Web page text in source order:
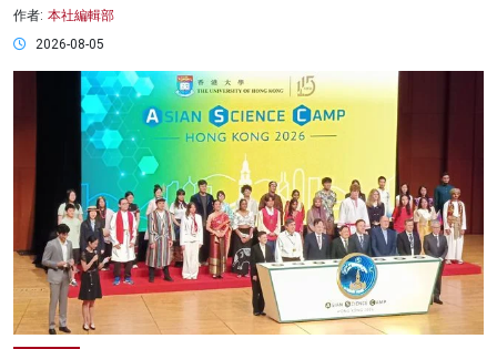
作者: 本社編輯部
2026-08-05